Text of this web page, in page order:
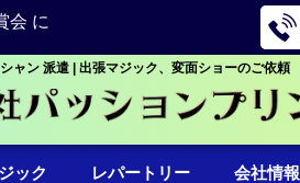
会 に
ャン 派遣 | 出張マジック、変面ショーのご依頼
ック レパートリー 会社情報